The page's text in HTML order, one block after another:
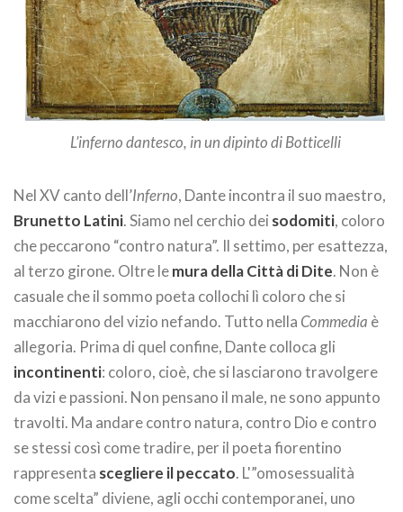
L’inferno dantesco, in un dipinto di Botticelli
Nel XV canto dell’Inferno, Dante incontra il suo maestro,
Brunetto Latini. Siamo nel cerchio dei sodomiti, coloro
che peccarono “contro natura”. Il settimo, per esattezza,
al terzo girone. Oltre lemura della Città di Dite. Non è
casuale che il sommo poeta collochi lì coloro che si
macchiarono del vizio nefando. Tutto nella Commedia è
allegoria. Prima di quel confine, Dante colloca gli
incontinenti: coloro, cioè, che si lasciarono travolgere
da vizi e passioni. Non pensano il male, ne sono appunto
travolti. Ma andare contro natura, contro Dio e contro
se stessi così come tradire, per il poeta fiorentino
rappresenta scegliere il peccato. L'”omosessualità
come scelta” diviene, agli occhi contemporanei, uno